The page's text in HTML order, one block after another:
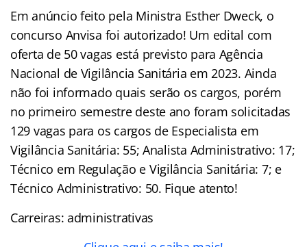
Em anúncio feito pela Ministra Esther Dweck, o
concurso Anvisa foi autorizado! Um edital com
oferta de 50 vagas está previsto para Agência
Nacional de Vigilância Sanitária em 2023. Ainda
não foi informado quais serão os cargos, porém
no primeiro semestre deste ano foram solicitadas
129 vagas para os cargos de Especialista em
Vigilância Sanitária: 55; Analista Administrativo: 17;
Técnico em Regulação e Vigilância Sanitária: 7; e
Técnico Administrativo: 50. Fique atento!
Carreiras: administrativas